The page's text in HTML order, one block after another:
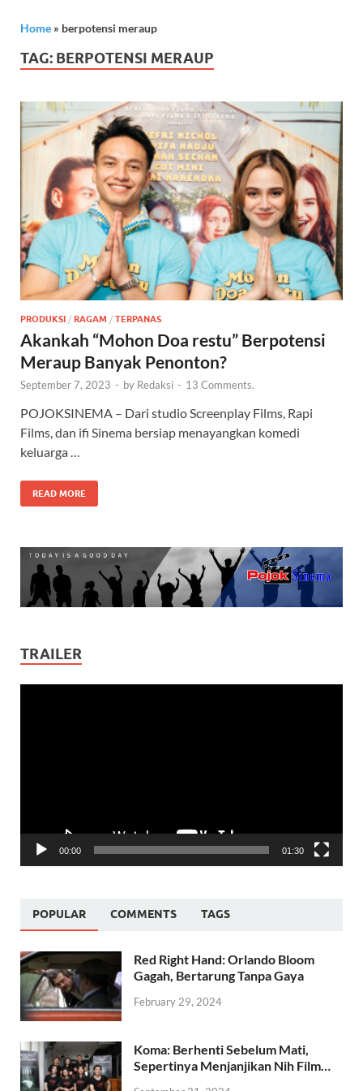
Home » berpotensi meraup
TAG: BERPOTENSI MERAUP
PRODUKSI / RAGAM / TERPANAS
Akankah “Mohon Doa restu” Berpotensi
Meraup Banyak Penonton?
September 7, 2023 - by Redaksi - 13 Comments.
POJOKSINEMA – Dari studio Screenplay Films, Rapi
Films, dan ifi Sinema bersiap menayangkan komedi
keluarga …
READ MORE
TRAILER
00:00 01:30
POPULAR COMMENTS TAGS
Red Right Hand: Orlando Bloom
Gagah, Bertarung Tanpa Gaya
February 29, 2024
Koma: Berhenti Sebelum Mati,
Sepertinya Menjanjikan Nih Film…